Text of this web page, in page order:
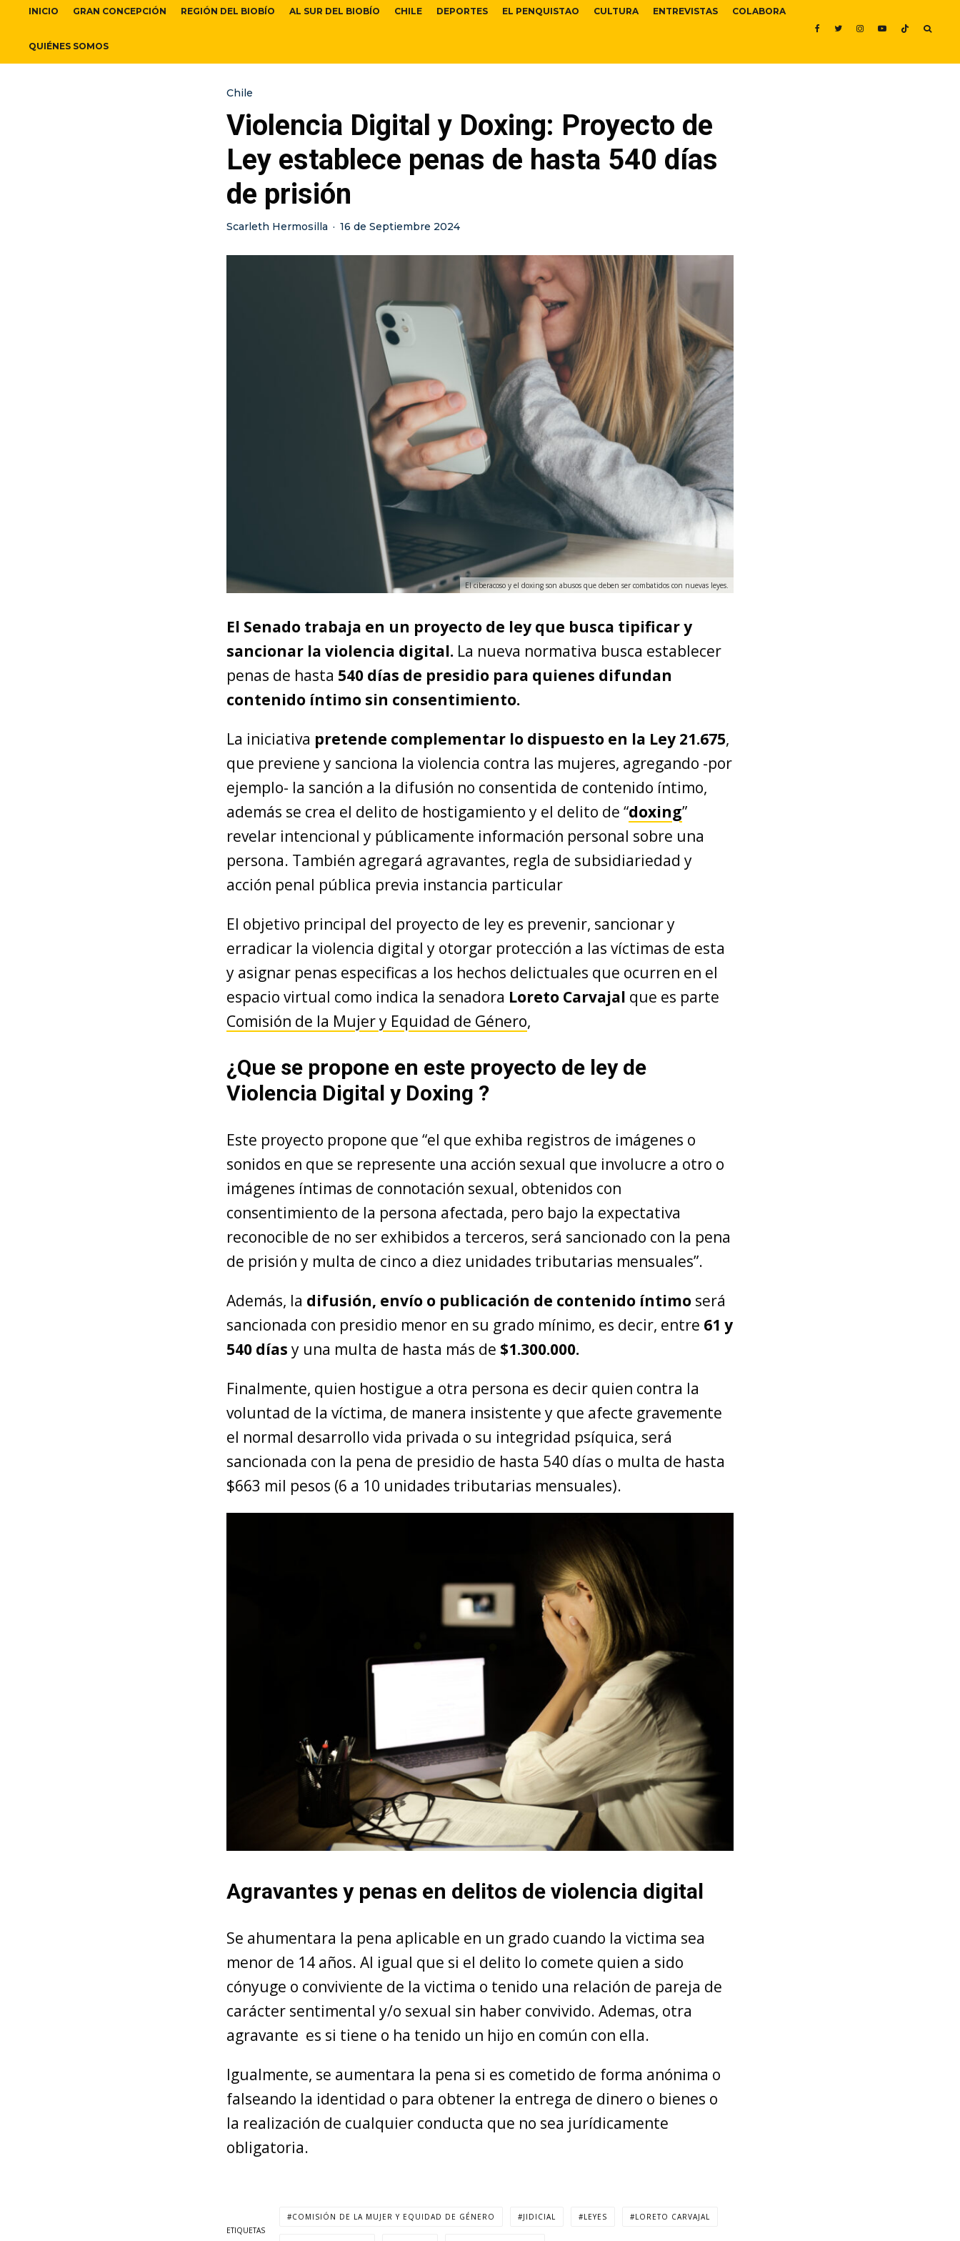
INICIO GRAN CONCEPCIÓN REGIÓN DEL BIOBÍO AL SUR DEL BIOBÍO CHILE DEPORTES EL PENQUISTAO CULTURA ENTREVISTAS COLABORA
QUIÉNES SOMOS
Chile
Violencia Digital y Doxing: Proyecto de
Ley establece penas de hasta 540 días
de prisión
Scarleth Hermosilla · 16 de Septiembre 2024
El ciberacoso y el doxing son abusos que deben ser combatidos con nuevas leyes.
El Senado trabaja en un proyecto de ley que busca tipificar y
sancionar la violencia digital. La nueva normativa busca establecer
penas de hasta 540 días de presidio para quienes difundan
contenido íntimo sin consentimiento.
La iniciativa pretende complementar lo dispuesto en la Ley 21.675,
que previene y sanciona la violencia contra las mujeres, agregando -por
ejemplo- la sanción a la difusión no consentida de contenido íntimo,
además se crea el delito de hostigamiento y el delito de “doxing”
revelar intencional y públicamente información personal sobre una
persona. También agregará agravantes, regla de subsidiariedad y
acción penal pública previa instancia particular
El objetivo principal del proyecto de ley es prevenir, sancionar y
erradicar la violencia digital y otorgar protección a las víctimas de esta
y asignar penas especificas a los hechos delictuales que ocurren en el
espacio virtual como indica la senadora Loreto Carvajal que es parte
Comisión de la Mujer y Equidad de Género,
¿Que se propone en este proyecto de ley de
Violencia Digital y Doxing ?
Este proyecto propone que “el que exhiba registros de imágenes o
sonidos en que se represente una acción sexual que involucre a otro o
imágenes íntimas de connotación sexual, obtenidos con
consentimiento de la persona afectada, pero bajo la expectativa
reconocible de no ser exhibidos a terceros, será sancionado con la pena
de prisión y multa de cinco a diez unidades tributarias mensuales”.
Además, la difusión, envío o publicación de contenido íntimo será
sancionada con presidio menor en su grado mínimo, es decir, entre 61 y
540 días y una multa de hasta más de $1.300.000.
Finalmente, quien hostigue a otra persona es decir quien contra la
voluntad de la víctima, de manera insistente y que afecte gravemente
el normal desarrollo vida privada o su integridad psíquica, será
sancionada con la pena de presidio de hasta 540 días o multa de hasta
$663 mil pesos (6 a 10 unidades tributarias mensuales).
Agravantes y penas en delitos de violencia digital
Se ahumentara la pena aplicable en un grado cuando la victima sea
menor de 14 años. Al igual que si el delito lo comete quien a sido
cónyuge o conviviente de la victima o tenido una relación de pareja de
carácter sentimental y/o sexual sin haber convivido. Ademas, otra
agravante es si tiene o ha tenido un hijo en común con ella.
Igualmente, se aumentara la pena si es cometido de forma anónima o
falseando la identidad o para obtener la entrega de dinero o bienes o
la realización de cualquier conducta que no sea jurídicamente
obligatoria.
ETIQUETAS
COMISIÓN DE LA MUJER Y EQUIDAD DE GÉNERO JIDICIAL LEYES LORETO CARVAJAL